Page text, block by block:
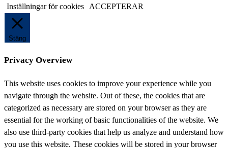
Inställningar för cookies
ACCEPTERAR
Stäng
Privacy Overview
This website uses cookies to improve your experience while you
navigate through the website. Out of these, the cookies that are
categorized as necessary are stored on your browser as they are
essential for the working of basic functionalities of the website. We
also use third-party cookies that help us analyze and understand how
you use this website. These cookies will be stored in your browser